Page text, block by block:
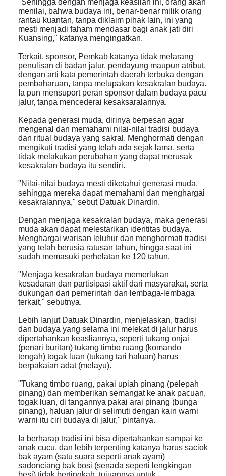
"Sehingga dengan menjaga keaslian ini, orang akan
menilai, bahwa budaya ini, benar-benar milik orang
rantau kuantan, tanpa diklaim pihak lain, ini yang
mesti menjadi faham mendasar bagi anak jati diri
Kuansing," katanya mengingatkan.
Terkait, sponsor, Pemkab katanya tidak melarang
penulisan di badan jalur, pendayung maupun atribut,
dengan arti kata pemerintah daerah terbuka dengan
pembaharuan, tanpa melupakan kesakralan budaya.
Ia pun mensuport peran sponsor dalam budaya pacu
jalur, tanpa mencederai kesaksaralannya.
Kepada generasi muda, dirinya berpesan agar
mengenal dan memahami nilai-nilai tradisi budaya
dan ritual budaya yang sakral. Menghormati dengan
mengikuti tradisi yang telah ada sejak lama, serta
tidak melakukan perubahan yang dapat merusak
kesakralan budaya itu sendiri.
"Nilai-nilai budaya mesti diketahui generasi muda,
sehingga mereka dapat memahami dan menghargai
kesakralannya," sebut Datuak Dinardin.
Dengan menjaga kesakralan budaya, maka generasi
muda akan dapat melestarikan identitas budaya.
Menghargai warisan leluhur dan menghormati tradisi
yang telah berusia ratusan tahun, hingga saat ini
sudah memasuki perhelatan ke 120 tahun.
"Menjaga kesakralan budaya memerlukan
kesadaran dan partisipasi aktif dari masyarakat, serta
dukungan dari pemerintah dan lembaga-lembaga
terkait," sebutnya.
Lebih lanjut Datuak Dinardin, menjelaskan, tradisi
dan budaya yang selama ini melekat di jalur harus
dipertahankan keasliannya, seperti tukang onjai
(penari buritan) tukang timbo ruang (komando
tengah) togak luan (tukang tari haluan) harus
berpakaian adat (melayu).
"Tukang timbo ruang, pakai upiah pinang (pelepah
pinang) dan memberikan semangat ke anak pacuan,
togak luan, di tangannya pakai arai pinang (bunga
pinang), haluan jalur di selimuti dengan kain warni
warni itu ciri budaya di jalur," pintanya.
Ia berharap tradisi ini bisa dipertahankan sampai ke
anak cucu, dan lebih terpenting katanya harus saciok
bak ayam (satu suara seperti anak ayam)
sadonciang bak bosi (senada seperti lengkingan